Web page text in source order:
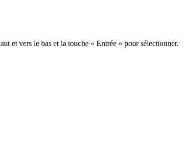
et vers le bas et la touche « Entrée » pour sélectionner.